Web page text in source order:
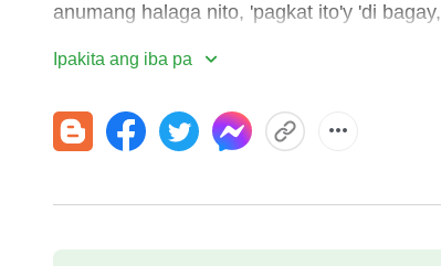
anumang halaga nito, 'pagkat ito'y 'di bagay,
at tinutustusan pangangailangan ng bawat
I
Ipakita ang iba pa